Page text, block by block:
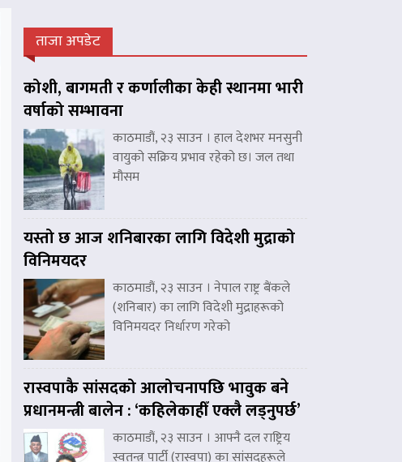
ताजा अपडेट
कोशी, बागमती र कर्णालीका केही स्थानमा भारी
वर्षाको सम्भावना
काठमाडौं, २३ साउन । हाल देशभर मनसुनी
वायुको सक्रिय प्रभाव रहेको छ। जल तथा
मौसम
यस्तो छ आज शनिबारका लागि विदेशी मुद्राको
विनिमयदर
काठमाडौं, २३ साउन । नेपाल राष्ट्र बैंकले
(शनिबार) का लागि विदेशी मुद्राहरूको
विनिमयदर निर्धारण गरेको
रास्वपाकै सांसदको आलोचनापछि भावुक बने
प्रधानमन्त्री बालेन : ‘कहिलेकाहीँ एक्लै लड्नुपर्छ’
काठमाडौं, २३ साउन । आफ्नै दल राष्ट्रिय